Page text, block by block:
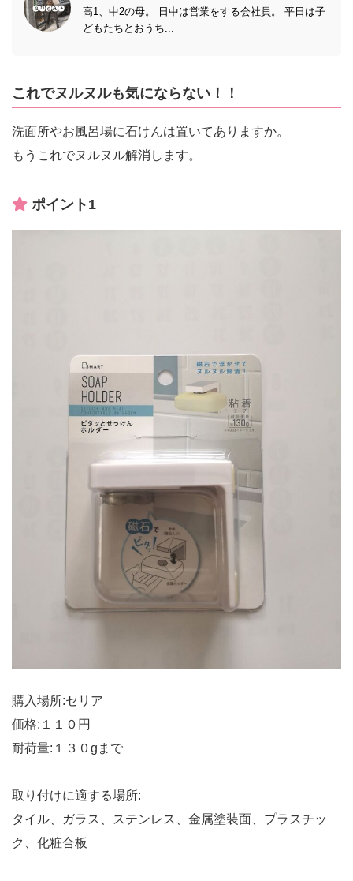
高1、中2の母。 日中は営業をする会社員。 平日は子
どもたちとおうち...
これでヌルヌルも気にならない！！
洗面所やお風呂場に石けんは置いてありますか。
もうこれでヌルヌル解消します。
ポイント1
購入場所:セリア
価格:１１０円
耐荷量:１３０gまで
取り付けに適する場所:
タイル、ガラス、ステンレス、金属塗装面、プラスチッ
ク、化粧合板